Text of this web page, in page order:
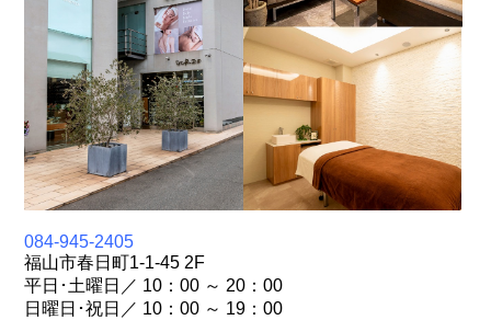
084-945-2405
福山市春日町1-1-45 2F
平日･土曜日／ 10：00 ～ 20：00
日曜日･祝日／ 10：00 ～ 19：00